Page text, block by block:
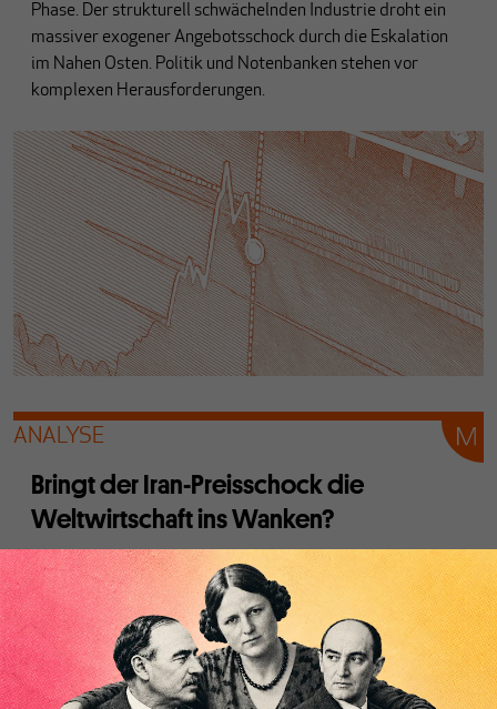
Phase. Der strukturell schwächelnden Industrie droht ein
massiver exogener Angebotsschock durch die Eskalation
im Nahen Osten. Politik und Notenbanken stehen vor
komplexen Herausforderungen.
ANALYSE
Bringt der Iran-Preisschock die
Weltwirtschaft ins Wanken?
VonMatt Stoller
Steigende Ölpreise, fragile Lieferketten und nervöse
Investoren: Der Krieg gegen Iran könnte wirtschaftlich
verheerende Folgen haben. Noch reagieren die
Finanzmärkte erstaunlich gelassen – doch genau darin liegt